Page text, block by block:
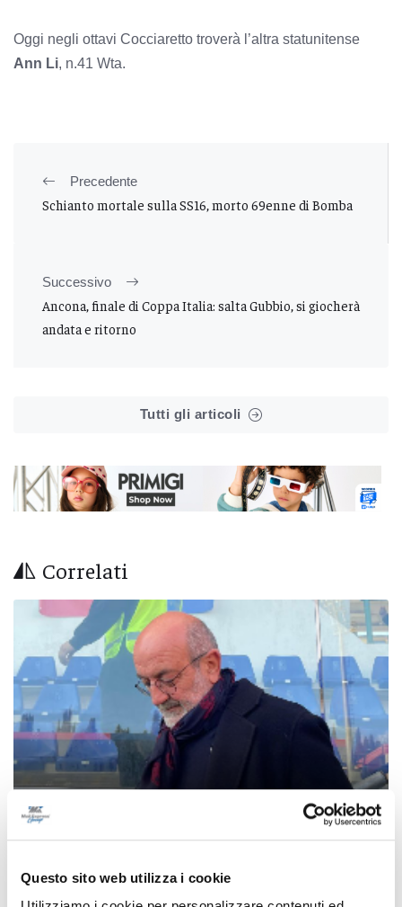
Questo sito web utilizza i cookie
Oggi negli ottavi Cocciaretto troverà l’altra statunitense
Ann Li, n.41 Wta.
Precedente
Schianto mortale sulla SS16, morto 69enne di Bomba
Successivo
Ancona, finale di Coppa Italia: salta Gubbio, si giocherà
andata e ritorno
Tutti gli articoli
Correlati
Calcio Serie C - Samb, Massi smentisce
trattativa per la cessione del club